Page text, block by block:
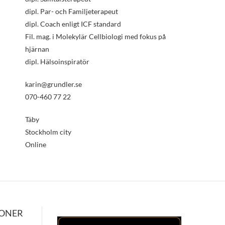
dipl. Par- och Familjeterapeut
dipl. Coach enligt ICF standard
Fil. mag. i Molekylär Cellbiologi med fokus på
hjärnan
dipl. Hälsoinspiratör
karin@grundler.se
070-460 77 22
Täby
Stockholm city
Online